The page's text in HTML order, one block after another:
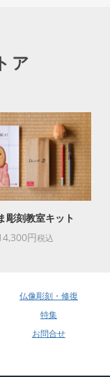
ア
彫刻教室キット
円税込
仏像彫刻・修復
特集
お問合せ